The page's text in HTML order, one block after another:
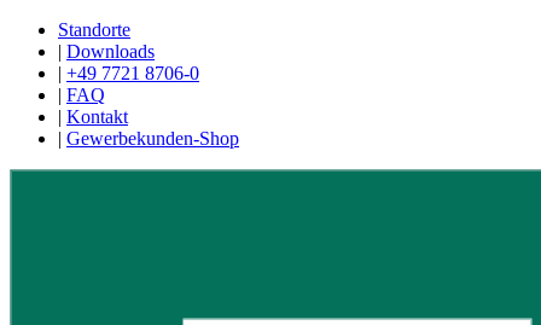
Standorte
| Downloads
| +49 7721 8706-0
| FAQ
| Kontakt
| Gewerbekunden-Shop